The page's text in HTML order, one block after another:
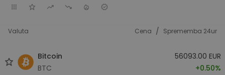
Valuta Cena / Sprememba 24ur
Bitcoin
BTC
56093.00 EUR
+0.50%